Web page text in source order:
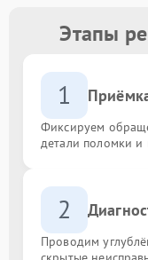
Этапы
1
Фиксируем
детали поломки и
2
Проводим